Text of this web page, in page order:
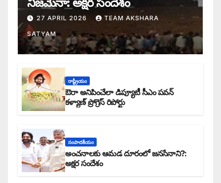
27 APRIL 2026 TEAM AKSHARA
SATYAM
రాష్ట్రీయం
ఔరా అనిపించేలా డిప్యూటీ సీఎం పవన్
కళ్యాణ్ ప్రోగ్రెస్ రిపోర్టు
సంపాదకీయం
అంచనాలకు ఆమడ దూరంలో జనసేనాని?:
అక్షర సందేశం